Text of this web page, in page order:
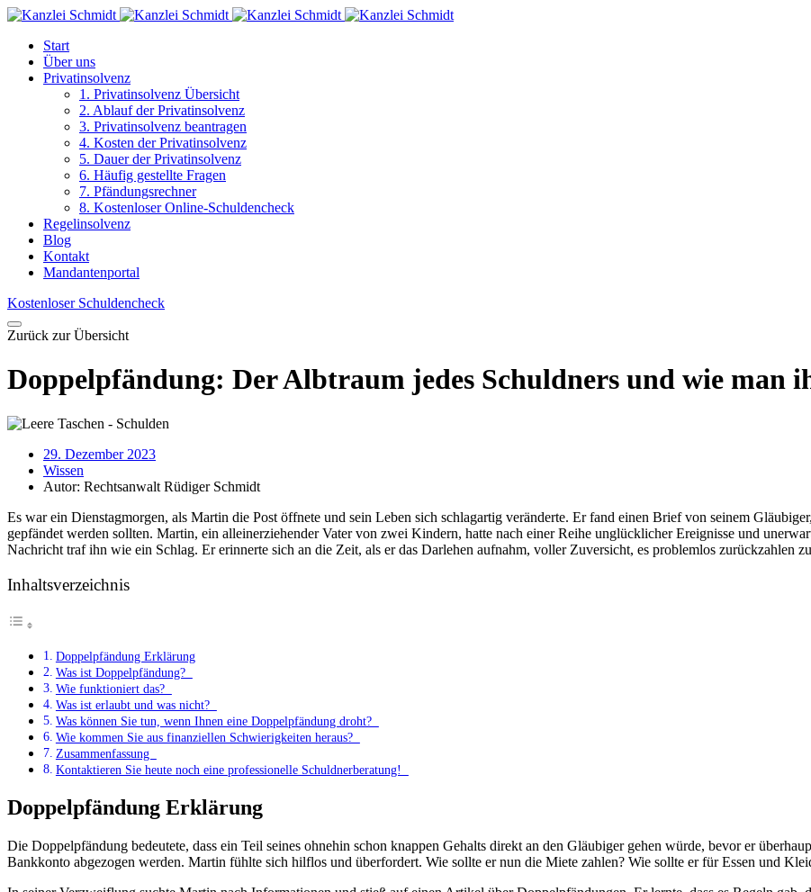
Start
Über uns
Privatinsolvenz
1. Privatinsolvenz Übersicht
2. Ablauf der Privatinsolvenz
3. Privatinsolvenz beantragen
4. Kosten der Privatinsolvenz
5. Dauer der Privatinsolvenz
6. Häufig gestellte Fragen
7. Pfändungsrechner
8. Kostenloser Online-Schuldencheck
Regelinsolvenz
Blog
Kontakt
Mandantenportal
Kostenloser Schuldencheck
Zurück zur Übersicht
Doppelpfändung: Der Albtraum jedes Schuldners und wie man
29. Dezember 2023
Wissen
Autor: Rechtsanwalt Rüdiger Schmidt
Es war ein Dienstagmorgen, als Martin die Post öffnete und sein Leben sich schlagartig veränderte. Er fand einen Brief von seinem
gepfändet werden sollten. Martin, ein alleinerziehender Vater von zwei Kindern, hatte nach einer Reihe unglücklicher Ereignisse und
Nachricht traf ihn wie ein Schlag. Er erinnerte sich an die Zeit, als er das Darlehen aufnahm, voller Zuversicht, es problemlos zurückzahlen
Inhaltsverzeichnis
Doppelpfändung Erklärung
Was ist Doppelpfändung?
Wie funktioniert das?
Was ist erlaubt und was nicht?
Was können Sie tun, wenn Ihnen eine Doppelpfändung droht?
Wie kommen Sie aus finanziellen Schwierigkeiten heraus?
Zusammenfassung
Kontaktieren Sie heute noch eine professionelle Schuldnerberatung!
Doppelpfändung Erklärung
Die Doppelpfändung bedeutete, dass ein Teil seines ohnehin schon knappen Gehalts direkt an den Gläubiger gehen würde, bevor er
Bankkonto abgezogen werden. Martin fühlte sich hilflos und überfordert. Wie sollte er nun die Miete zahlen? Wie sollte er für Essen und